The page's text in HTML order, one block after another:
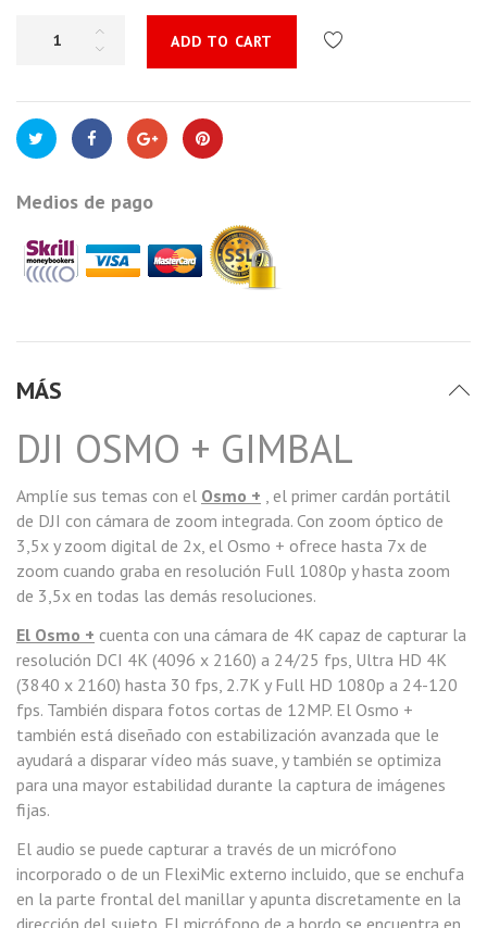
ADD TO CART
Medios de pago
MÁS
DJI OSMO + GIMBAL
Amplíe sus temas con el Osmo + , el primer cardán portátil
de DJI con cámara de zoom integrada. Con zoom óptico de
3,5x y zoom digital de 2x, el Osmo + ofrece hasta 7x de
zoom cuando graba en resolución Full 1080p y hasta zoom
de 3,5x en todas las demás resoluciones.
El Osmo + cuenta con una cámara de 4K capaz de capturar la
resolución DCI 4K (4096 x 2160) a 24/25 fps, Ultra HD 4K
(3840 x 2160) hasta 30 fps, 2.7K y Full HD 1080p a 24-120
fps. También dispara fotos cortas de 12MP. El Osmo +
también está diseñado con estabilización avanzada que le
ayudará a disparar vídeo más suave, y también se optimiza
para una mayor estabilidad durante la captura de imágenes
fijas.
El audio se puede capturar a través de un micrófono
incorporado o de un FlexiMic externo incluido, que se enchufa
en la parte frontal del manillar y apunta discretamente en la